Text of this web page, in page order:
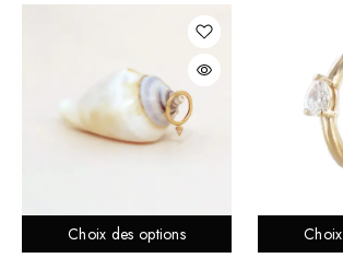
Choix des options